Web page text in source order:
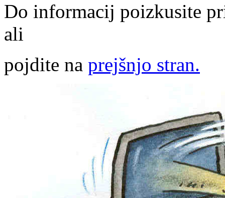
Do informacij poizkusite
ali
pojdite na prejšnjo stran.